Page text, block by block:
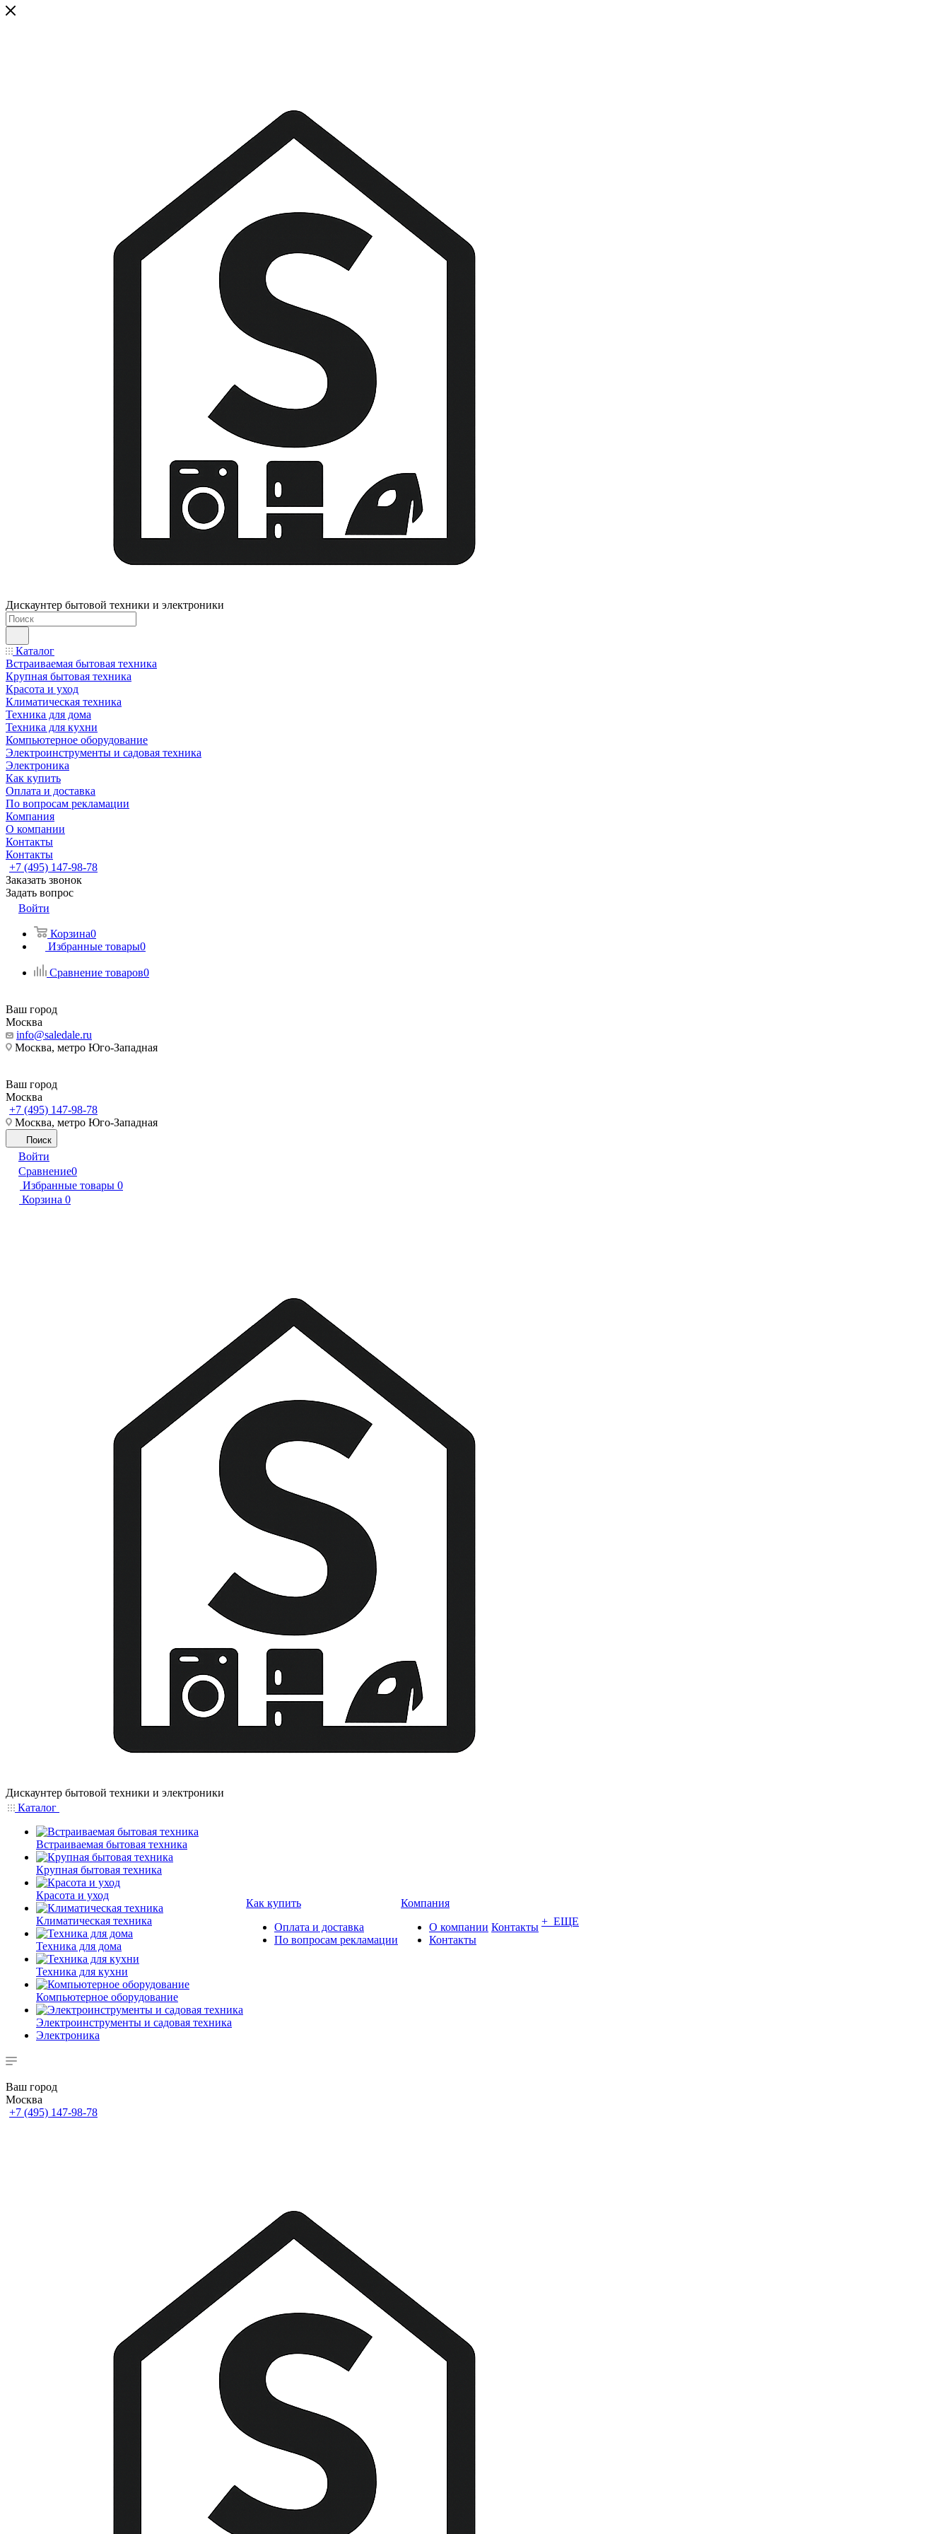
Дискаунтер бытовой техники и электроники
Каталог
Встраиваемая бытовая техника
Крупная бытовая техника
Красота и уход
Климатическая техника
Техника для дома
Техника для кухни
Компьютерное оборудование
Электроинструменты и садовая техника
Электроника
Как купить
Оплата и доставка
По вопросам рекламации
Компания
О компании
Контакты
Контакты
+7 (495) 147-98-78
Заказать звонок
Задать вопрос
Войти
Корзина0
Избранные товары0
Сравнение товаров0
Ваш город
Москва
info@saledale.ru
Москва, метро Юго-Западная
Ваш город
Москва
+7 (495) 147-98-78
Москва, метро Юго-Западная
Поиск
Войти
Сравнение0
Избранные товары 0
Корзина 0
Дискаунтер бытовой техники и электроники
Каталог
Встраиваемая бытовая техника
Крупная бытовая техника
Красота и уход
Климатическая техника
Техника для дома
Техника для кухни
Компьютерное оборудование
Электроинструменты и садовая техника
Электроника
Как купить
Оплата и доставка
По вопросам рекламации
Компания
О компании
Контакты
Контакты + ЕЩЕ
Ваш город
Москва
+7 (495) 147-98-78